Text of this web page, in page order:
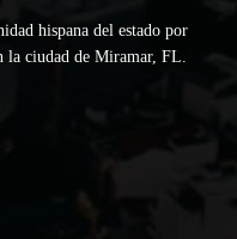
hispana del estado por
la ciudad de Miramar, FL.